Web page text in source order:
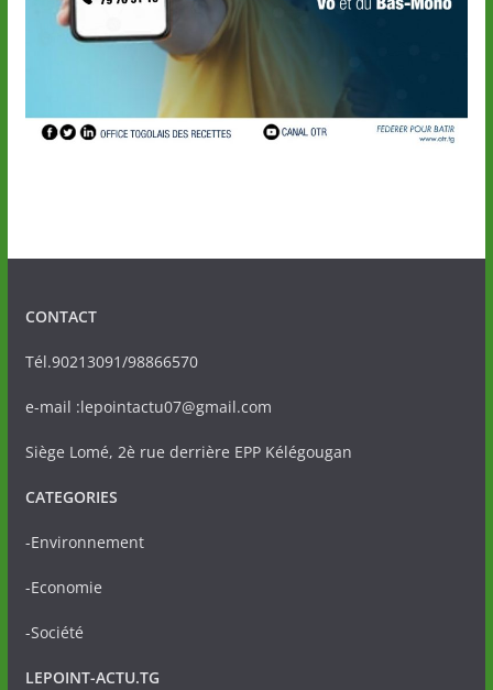
CONTACT
Tél.90213091/98866570
e-mail :lepointactu07@gmail.com
Siège Lomé, 2è rue derrière EPP Kélégougan
CATEGORIES
-Environnement
-Economie
-Société
LEPOINT-ACTU.TG